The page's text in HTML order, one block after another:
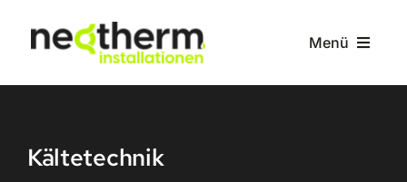
Inhalt
Menü
Leistungen
Kältetechnik